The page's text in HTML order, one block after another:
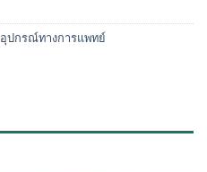
อุปกรณ์ทางการแพทย์